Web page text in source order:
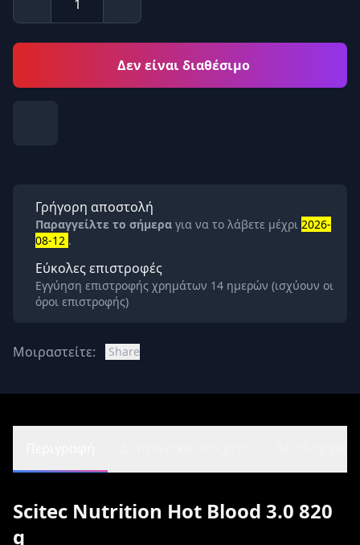
Δεν είναι διαθέσιμο
Γρήγορη αποστολή
Παραγγείλτε το σήμερα για να το λάβετε μέχρι 2026-
08-12 .
Εύκολες επιστροφές
Εγγύηση επιστροφής χρημάτων 14 ημερών (ισχύουν οι
όροι επιστροφής)
Μοιραστείτε: Share
Scitec Nutrition Hot Blood 3.0 820
g